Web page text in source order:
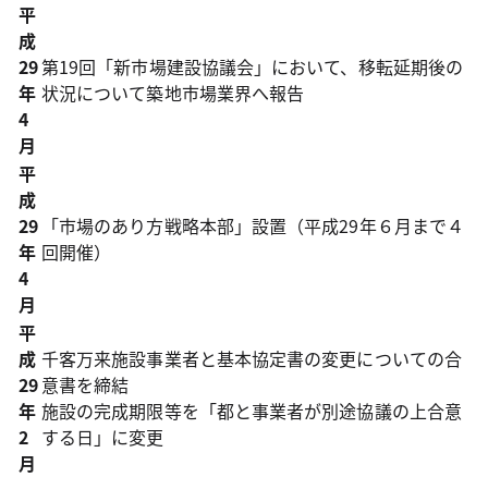
平
成
29
年
4
月
第19回「新市場建設協議会」において、移転延期後の
状況について築地市場業界へ報告
平
成
29
年
4
月
「市場のあり方戦略本部」設置（平成29年６月まで４
回開催）
平
成
29
年
2
月
千客万来施設事業者と基本協定書の変更についての合
意書を締結
施設の完成期限等を「都と事業者が別途協議の上合意
する日」に変更